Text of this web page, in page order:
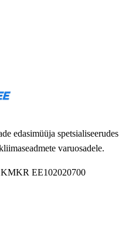
edasimüüja spetsialiseerudes
varuosadele.
KMKR EE102020700